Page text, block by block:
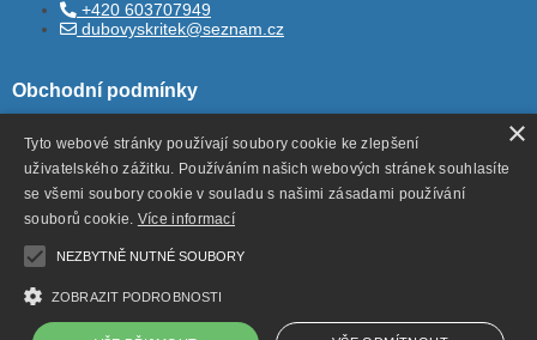
+420 603707949
dubovyskritek@seznam.cz
Obchodní podmínky
Všeobecné obchodní podmínky
Ochrana ososbních údajů
Odstoupení od smlouvy
×
Tyto webové stránky používají soubory cookie ke zlepšení
uživatelského zážitku. Používáním našich webových stránek souhlasíte
se všemi soubory cookie v souladu s našimi zásadami používání
souborů cookie. Více informací
NEZBYTNĚ NUTNÉ SOUBORY
ZOBRAZIT PODROBNOSTI